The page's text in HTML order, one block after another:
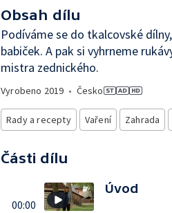
Obsah dílu
Podíváme se do tkalcovské
babiček. A pak si vyhrneme
mistra zednického.
Vyrobeno 2019 • Česko
Rady a recepty Vaření Zahrada
Části dílu
00:00
Úvod